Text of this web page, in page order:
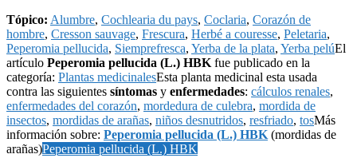
Tópico: Alumbre, Cochlearia du pays, Coclaria, Corazón de
hombre, Cresson sauvage, Frescura, Herbé a couresse, Peletaria,
Peperomia pellucida, Siemprefresca, Yerba de la plata, Yerba pelúEl
artículo Peperomia pellucida (L.) HBK fue publicado en la
categoría: Plantas medicinalesEsta planta medicinal esta usada
contra las siguientes síntomas y enfermedades: cálculos renales,
enfermedades del corazón, mordedura de culebra, mordida de
insectos, mordidas de arañas, niños desnutridos, resfriado, tosMás
información sobre: Peperomia pellucida (L.) HBK (mordidas de
arañas)Peperomia pellucida (L.) HBK